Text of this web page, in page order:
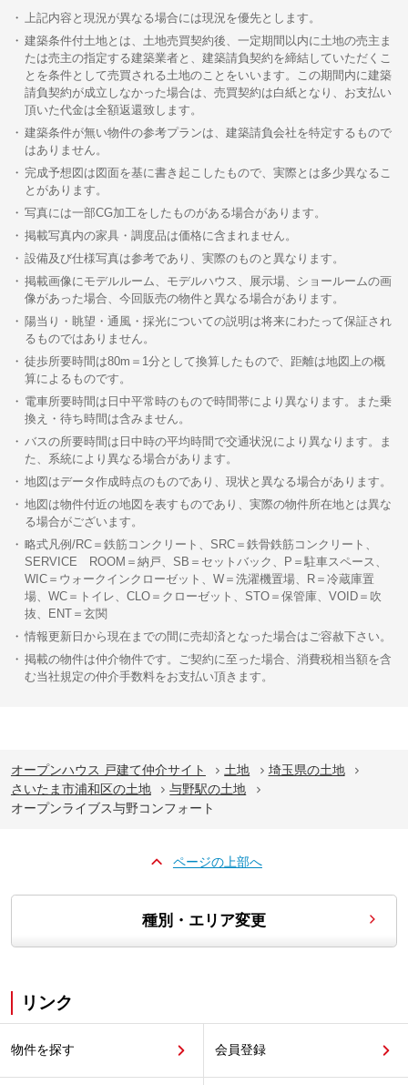
上記内容と現況が異なる場合には現況を優先とします。
建築条件付土地とは、土地売買契約後、一定期間以内に土地の売主ま
たは売主の指定する建築業者と、建築請負契約を締結していただくこ
とを条件として売買される土地のことをいいます。この期間内に建築
請負契約が成立しなかった場合は、売買契約は白紙となり、お支払い
頂いた代金は全額返還致します。
建築条件が無い物件の参考プランは、建築請負会社を特定するもので
はありません。
完成予想図は図面を基に書き起こしたもので、実際とは多少異なるこ
とがあります。
写真には一部CG加工をしたものがある場合があります。
掲載写真内の家具・調度品は価格に含まれません。
設備及び仕様写真は参考であり、実際のものと異なります。
掲載画像にモデルルーム、モデルハウス、展示場、ショールームの画
像があった場合、今回販売の物件と異なる場合があります。
陽当り・眺望・通風・採光についての説明は将来にわたって保証され
るものではありません。
徒歩所要時間は80m＝1分として換算したもので、距離は地図上の概
算によるものです。
電車所要時間は日中平常時のもので時間帯により異なります。また乗
換え・待ち時間は含みません。
バスの所要時間は日中時の平均時間で交通状況により異なります。ま
た、系統により異なる場合があります。
地図はデータ作成時点のものであり、現状と異なる場合があります。
地図は物件付近の地図を表すものであり、実際の物件所在地とは異な
る場合がございます。
略式凡例/RC＝鉄筋コンクリート、SRC＝鉄骨鉄筋コンクリート、
SERVICE ROOM＝納戸、SB＝セットバック、P＝駐車スペース、
WIC＝ウォークインクローゼット、W＝洗濯機置場、R＝冷蔵庫置
場、WC＝トイレ、CLO＝クローゼット、STO＝保管庫、VOID＝吹
抜、ENT＝玄関
情報更新日から現在までの間に売却済となった場合はご容赦下さい。
掲載の物件は仲介物件です。ご契約に至った場合、消費税相当額を含
む当社規定の仲介手数料をお支払い頂きます。
オープンハウス 戸建て仲介サイト 土地
埼玉県の土地
さいたま市浦和区の土地
与野駅の土地
オープンライブス与野コンフォート
ページの上部へ
種別・エリア変更
リンク
物件を探す 会員登録